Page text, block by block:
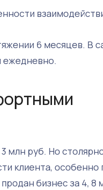
6 месяцев. В
ежедневно.
млн руб. Но
клиента, особенно
бизнес за 4, 8